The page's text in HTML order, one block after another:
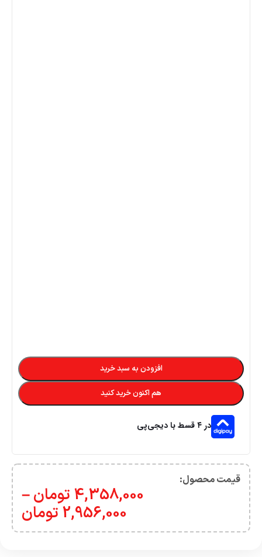
افزودن به سبد خرید
هم اکنون خرید کنید
در ۴ قسط با دیجی‌پی
قیمت محصول:​
4,358,000 تومان–
2,956,000 تومان